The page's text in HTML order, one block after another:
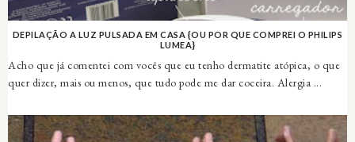
DEPILAÇÃO A LUZ PULSADA EM CASA {OU POR QUE COMPREI O PHILIPS
LUMEA}
Acho que já comentei com vocês que eu tenho dermatite atópica, o que
quer dizer, mais ou menos, que tudo pode me dar coceira. Alergia ...